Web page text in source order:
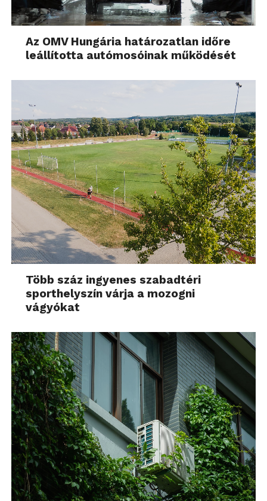
Az OMV Hungária határozatlan időre
leállította autómosóinak működését
Több száz ingyenes szabadtéri
sporthelyszín várja a mozogni
vágyókat